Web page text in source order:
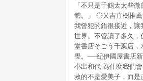
「不只是千鶴太太些
體。」 ◎又吉直樹推薦
我曾犯的錯很接近，
世界。不管讀了多久
堂書店そごう千葉店
畏。──紀伊國屋書店
小出和代 為什麼我們
救的不是愛美子，而